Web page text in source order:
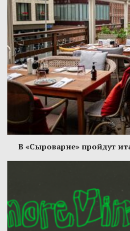
В «Сыроварне» пройдут